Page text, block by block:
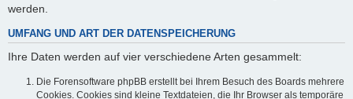
werden.
UMFANG UND ART DER DATENSPEICHERUNG
Ihre Daten werden auf vier verschiedene Arten gesammelt:
Die Forensoftware phpBB erstellt bei Ihrem Besuch des Boards mehrere
Cookies. Cookies sind kleine Textdateien, die Ihr Browser als temporäre